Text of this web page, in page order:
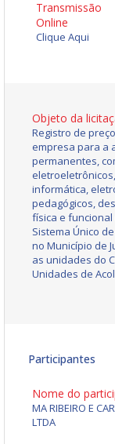
Transmissão
Online
Clique Aqui
Objeto da
Registro de
empresa para a
permanentes,
informática,
pedagógicos,
física e funcional
Sistema Único
no Município de
as unidades do
Unidades de
Participantes
Nome do
MA RIBEIRO E
LTDA